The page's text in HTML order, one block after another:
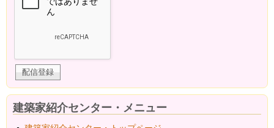
建築家紹介センター・メニュー